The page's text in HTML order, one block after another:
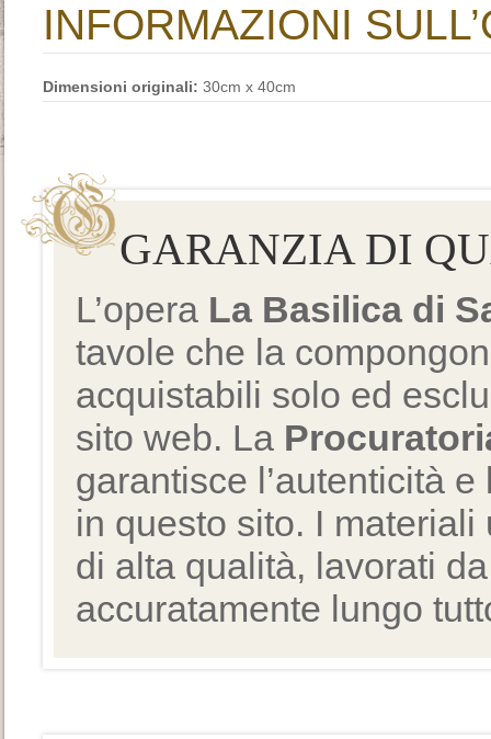
INFORMAZIONI
Dimensioni originali: 30cm x 40cm
GARANZIA DI
L’opera La Basilica di
tavole che la
acquistabili solo ed
sito web. La
garantisce l’autenticità
in questo sito. I
di alta qualità, lavorati
accuratamente lungo